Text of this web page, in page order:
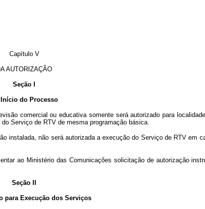
Capítulo V
AUTORIZAÇÃO
Seção I
Início do Processo
comercial ou educativa somente será autorizado para
Serviço de RTV de mesma programação básica.
instalada, não será autorizada a execução do Serviço de RTV em
Ministério das Comunicações solicitação de autorização
Seção II
para Execução dos Serviços